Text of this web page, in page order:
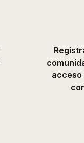
acceso